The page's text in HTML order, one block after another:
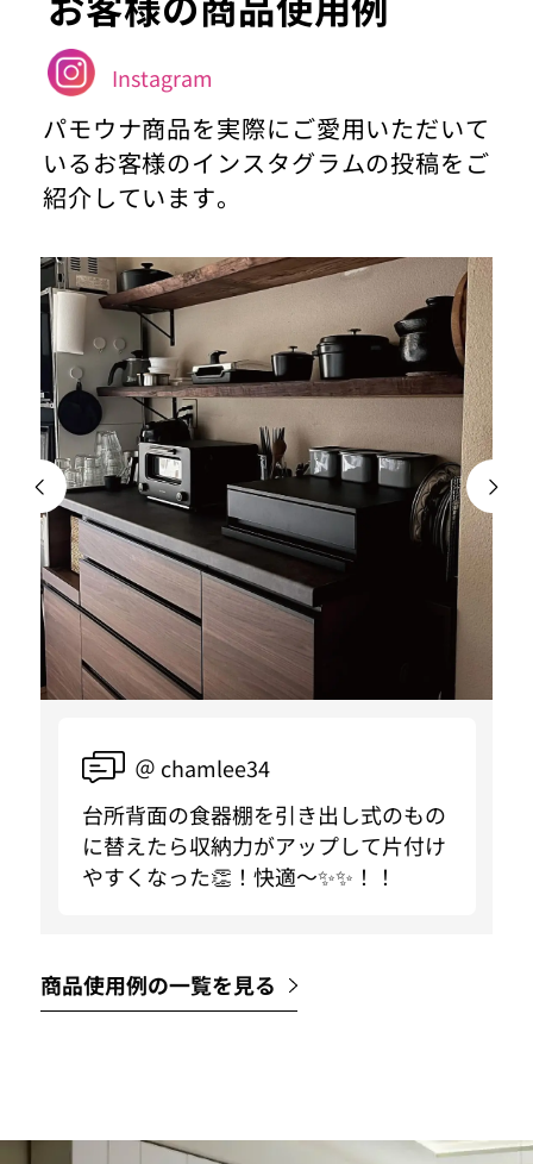
Instagram
パモウナ商品を実際にご愛用いただいて
いるお客様のインスタグラムの投稿をご
紹介しています。
＠ chamlee34
台所背面の食器棚を引き出し式のもの
に替えたら収納力がアップして片付け
やすくなった👏！快適〜✨✨！！
商品使用例の一覧を見る